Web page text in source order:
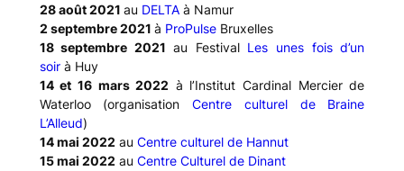
28 août 2021 au DELTAà Namur
2 septembre 2021 à ProPulse Bruxelles
18 septembre 2021 au Festival Les unes fois d’un
soirà Huy
14 et 16 mars 2022 à l’Institut Cardinal Mercier de
Waterloo (organisationCentre culturel de Braine
L’Alleud)
14 mai 2022 au Centre culturel de Hannut
15 mai 2022 au Centre Culturel de Dinant